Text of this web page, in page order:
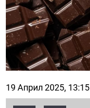
19 Април 2025, 13:15